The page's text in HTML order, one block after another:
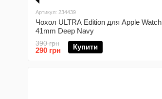
Артикул: 234439
Чохол ULTRA Edition для Apple Watch
41mm Deep Navy
390 грн
290 грн Купити